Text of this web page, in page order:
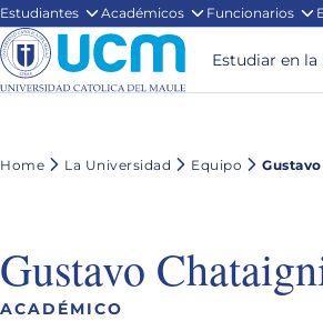
Estudiantes Académicos Funcionarios
Estudiar en la
Home La Universidad Equipo
Gustavo
ACADÉMICO